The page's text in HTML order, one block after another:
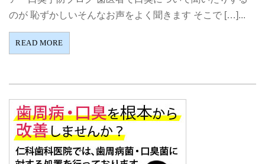
のが 恥ずかしいそんなお声をよく聞きます そこで […]...
READ MORE